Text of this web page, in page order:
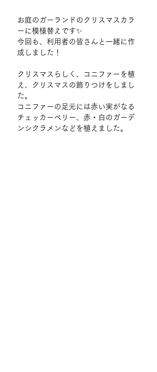
お庭のガーランドのクリスマスカラ
ーに模様替えです✨
今回も、利用者の皆さんと一緒に作
成しました！
クリスマスらしく、コニファーを植
え、クリスマスの飾りつけをしまし
た。
コニファーの足元には赤い実がなる
チェッカーベリー、赤・白のガーデ
ンシクラメンなどを植えました。